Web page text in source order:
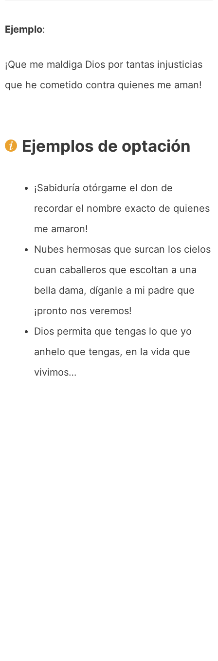
Ejemplo:
¡Que me maldiga Dios por tantas injusticias
que he cometido contra quienes me aman!
Ejemplos de optación
¡Sabiduría otórgame el don de
recordar el nombre exacto de quienes
me amaron!
Nubes hermosas que surcan los cielos
cuan caballeros que escoltan a una
bella dama, díganle a mi padre que
¡pronto nos veremos!
Dios permita que tengas lo que yo
anhelo que tengas, en la vida que
vivimos…